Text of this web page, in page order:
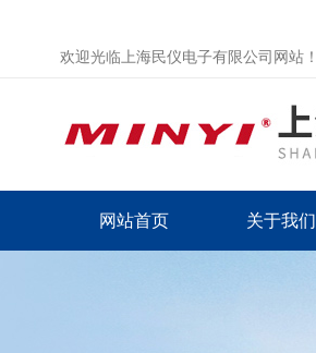
欢迎光临上海民仪电子有限公司网站！
网站首页 关于我们